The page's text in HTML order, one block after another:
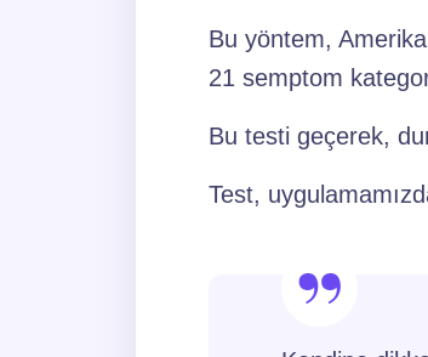
Bu yöntem,
21 semptom
Bu testi geçerek,
Test,